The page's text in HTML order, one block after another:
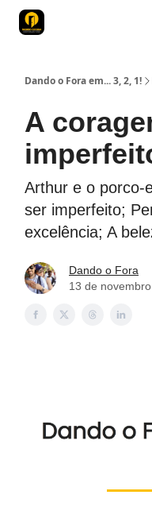
Dando o Fora em... 3, 2, 1!
A
Arthur e o porco-
ser imperfeito;
excelência; A
Dando o Fora
13 de